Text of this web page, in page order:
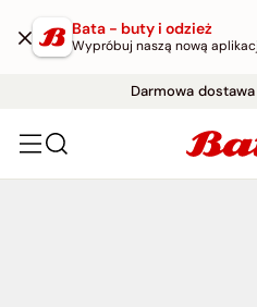
Bata - buty i odzież
Wypróbuj naszą nową
Darmowa